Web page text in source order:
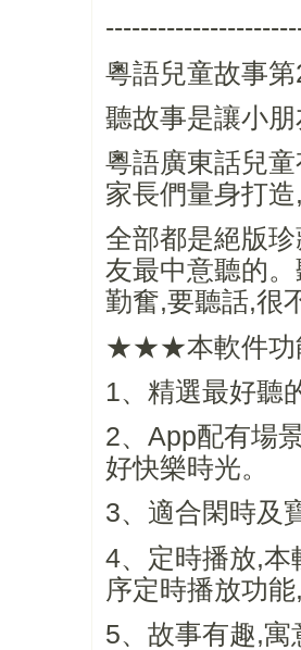
粵語兒童故事
聽故事是讓小
粵語廣東話兒
家長們量身打
全部都是絕版
友最中意聽的
勤奮,要聽話,很
★★★本軟件功
1、精選最好聽
2、App配有場
好快樂時光。
3、適合閑時及
4、定時播放,本
序定時播放功
5、故事有趣,